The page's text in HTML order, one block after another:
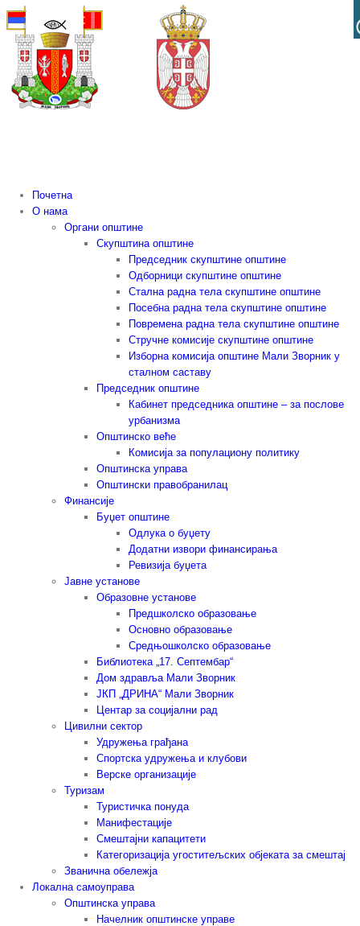
content
Почетна
О нама
Органи општине
Скупштина општине
Председник скупштине општине
Одборници скупштине општине
Стална радна тела скупштине општине
Посебна радна тела скупштине општине
Повремена радна тела скупштине општине
Стручне комисије скупштине општине
Изборна комисија општине Мали Зворник у
сталном саставу
Председник општине
Кабинет председника општине – за послове
урбанизма
Општинско веће
Комисија за популациону политику
Општинска управа
Општински правобранилац
Финансије
Буџет општине
Одлука о буџету
Додатни извори финансирања
Ревизија буџета
Јавне установе
Образовне установе
Предшколско образовање
Основно образовање
Средњошколско образовање
Библиотека „17. Септембар“
Дом здравља Мали Зворник
ЈКП „ДРИНА“ Мали Зворник
Центар за социјални рад
Цивилни сектор
Удружења грађана
Спортска удружења и клубови
Верске организације
Туризам
Туристичка понуда
Манифестације
Смештајни капацитети
Категоризација угоститељских објеката за смештај
Званична обележја
Локална самоуправа
Општинска управа
Начелник општинске управе